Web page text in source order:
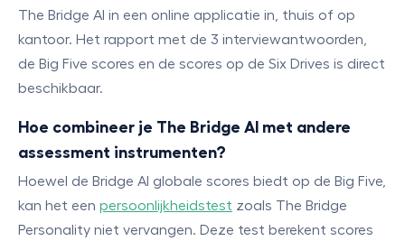
The Bridge AI in een online applicatie in, thuis of op
kantoor. Het rapport met de 3 interviewantwoorden,
de Big Five scores en de scores op de Six Drives is direct
beschikbaar.
Hoe combineer je The Bridge AI met andere
assessment instrumenten?
Hoewel de Bridge AI globale scores biedt op de Big Five,
kan het een persoonlijkheidstest zoals The Bridge
Personality niet vervangen. Deze test berekent scores